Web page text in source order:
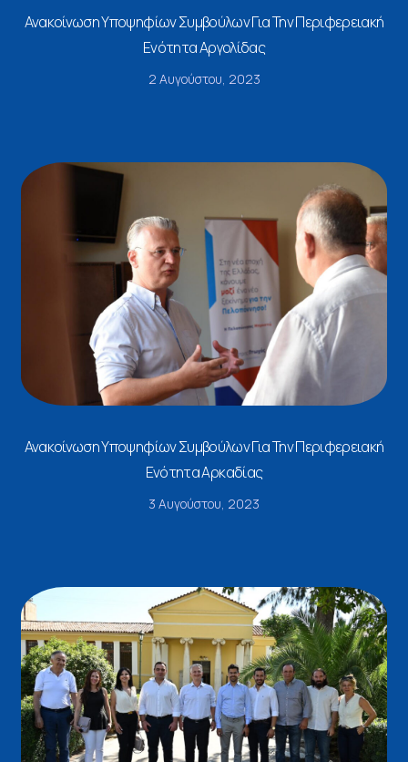
Ανακοίνωση Υποψηφίων Συμβούλων Για Την Περιφερειακή
Ενότητα Αργολίδας
2 Αυγούστου, 2023
Ανακοίνωση Υποψηφίων Συμβούλων Για Την Περιφερειακή
Ενότητα Αρκαδίας
3 Αυγούστου, 2023